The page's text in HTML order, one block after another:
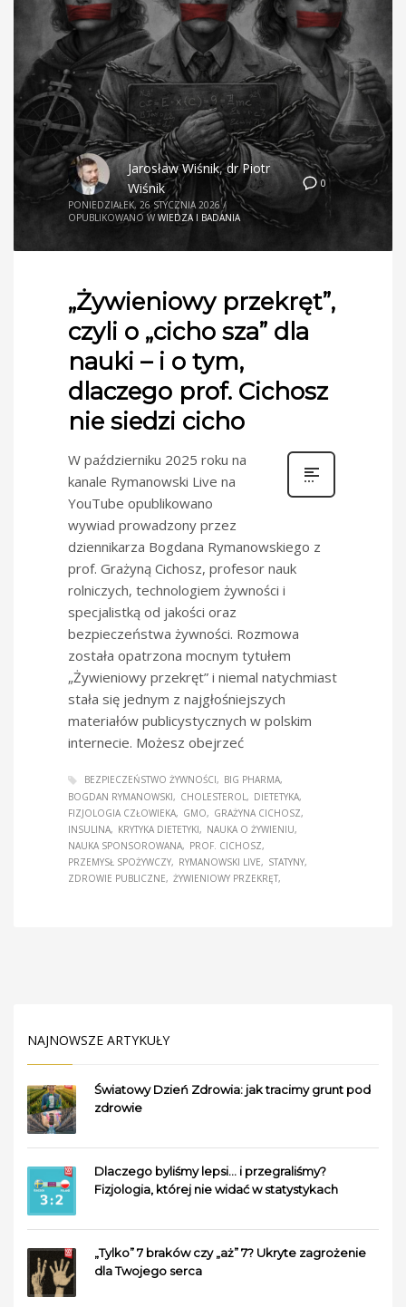
0
Jarosław Wiśnik,dr Piotr
Wiśnik
PONIEDZIAŁEK, 26 STYCZNIA 2026 /
OPUBLIKOWANO W WIEDZA I BADANIA
„Żywieniowy przekręt”,
czyli o „cicho sza” dla
nauki – i o tym,
dlaczego prof. Cichosz
nie siedzi cicho
W październiku 2025 roku na
kanale Rymanowski Live na
YouTube opublikowano
wywiad prowadzony przez
dziennikarza Bogdana Rymanowskiego z
prof. Grażyną Cichosz, profesor nauk
rolniczych, technologiem żywności i
specjalistką od jakości oraz
bezpieczeństwa żywności. Rozmowa
została opatrzona mocnym tytułem
„Żywieniowy przekręt” i niemal natychmiast
stała się jednym z najgłośniejszych
materiałów publicystycznych w polskim
internecie. Możesz obejrzeć
BEZPIECZEŃSTWO ŻYWNOŚCI
BIG PHARMA
BOGDAN RYMANOWSKI
CHOLESTEROL
DIETETYKA
FIZJOLOGIA CZŁOWIEKA
GMO
GRAŻYNA CICHOSZ
INSULINA
KRYTYKA DIETETYKI
NAUKA O ŻYWIENIU
NAUKA SPONSOROWANA
PROF. CICHOSZ
PRZEMYSŁ SPOŻYWCZY
RYMANOWSKI LIVE
STATYNY
ZDROWIE PUBLICZNE
ŻYWIENIOWY PRZEKRĘT
NAJNOWSZE ARTYKUŁY
Światowy Dzień Zdrowia: jak tracimy grunt pod
zdrowie
Dlaczego byliśmy lepsi… i przegraliśmy?
Fizjologia, której nie widać w statystykach
„Tylko” 7 braków czy „aż” 7? Ukryte zagrożenie
dla Twojego serca